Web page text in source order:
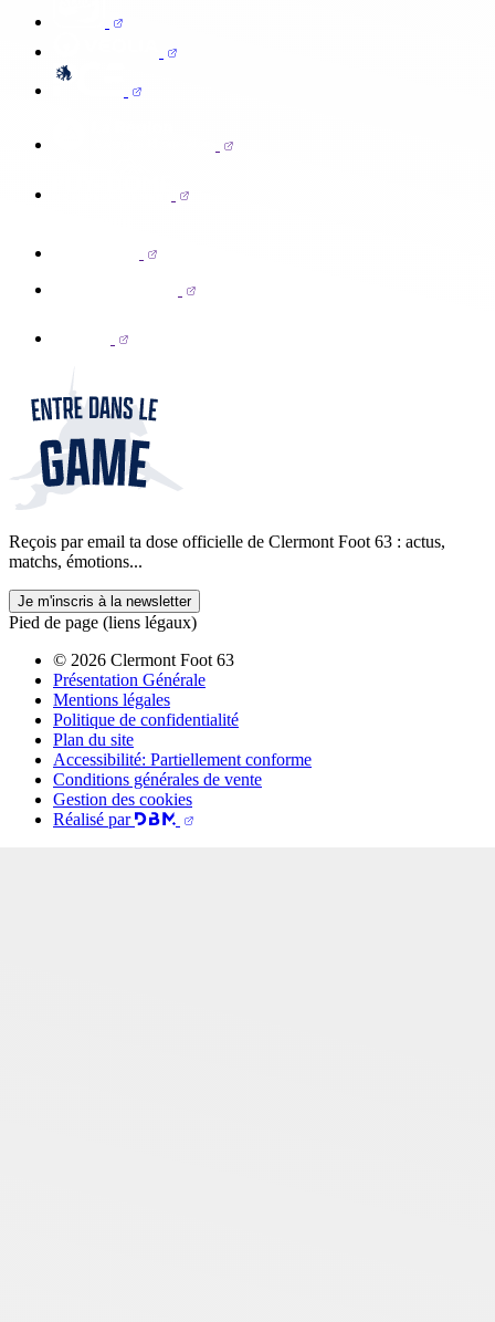
Reçois par email ta dose officielle de Clermont Foot 63 : actus,
matchs, émotions...
Je m'inscris à la newsletter
Pied de page (liens légaux)
© 2026 Clermont Foot 63
Présentation Générale
Mentions légales
Politique de confidentialité
Plan du site
Accessibilité: Partiellement conforme
Conditions générales de vente
Gestion des cookies
Réalisé par